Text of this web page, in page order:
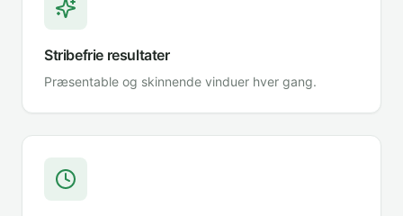
Stribefrie resultater
Præsentable og skinnende vinduer hver gang.